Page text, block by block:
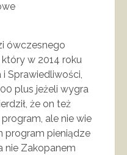
ówczesnego
w 2014 roku
Sprawiedliwości,
plus jeżeli wygra
że on też
ale nie wie
program pieniądze
nie Zakopanem